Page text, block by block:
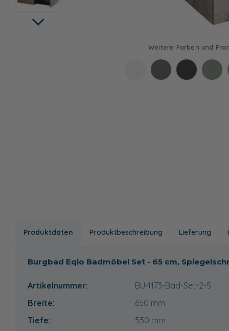
Produktdaten Produktbeschreibung Lieferung
Burgbad Eqio Badmöbel Set - 65 cm,
Artikelnummer:
BU-1173-Bad-Set-2-5
Breite:
650 mm
Tiefe:
550 mm